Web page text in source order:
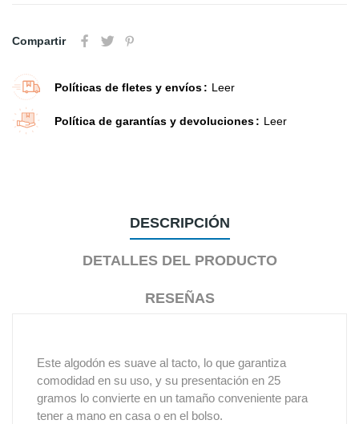
Compartir
Políticas de fletes y envíos Leer
Política de garantías y devoluciones Leer
DESCRIPCIÓN
DETALLES DEL PRODUCTO
RESEÑAS
Este algodón es suave al tacto, lo que garantiza
comodidad en su uso, y su presentación en 25
gramos lo convierte en un tamaño conveniente para
tener a mano en casa o en el bolso.